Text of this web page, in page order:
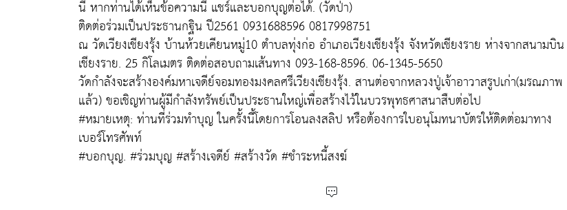
นี้ หากท่านได้เห็นข้อความนี้ แชร์และบอกบุญต่อได้. (วัดป่า)
ติดต่อร่วมเป็นประธานกฐิน ปี2561 0931688596 0817998751
ณ วัดเวียงเชียงรุ้ง บ้านห้วยเคียนหมู่10 ตำบลทุ่งก่อ อำเภอเวียงเชียงรุ้ง จังหวัดเชียงราย ห่างจากสนามบิน
เชียงราย. 25 กิโลเมตร ติดต่อสอบถามเส้นทาง 093-168-8596. 06-1345-5650
วัดกำลังจะสร้างองค์มหาเจดีย์จอมทองมงคลศรีเวียงเชียงรุ้ง. สานต่อจากหลวงปู่เจ้าอาวาสรูปเก่า(มรณภาพ
แล้ว) ขอเชิญท่านผู้มีกำลังทรัพย์เป็นประธานใหญ่เพื่อสร้างไว้ในบวรพุทธศาสนาสืบต่อไป
#หมายเหตุ: ท่านที่ร่วมทำบุญ ในครั้งนี้โดยการโอนลงสลิป หรือต้องการใบอนุโมทนาบัตรให้ติดต่อมาทาง
เบอร์โทรศัพท์
#บอกบุญ. #ร่วมบุญ #สร้างเจดีย์ #สร้างวัด #ชำระหนี้สงฆ์